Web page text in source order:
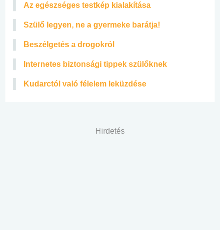
Az egészséges testkép kialakítása
Szülő legyen, ne a gyermeke barátja!
Beszélgetés a drogokról
Internetes biztonsági tippek szülőknek
Kudarctól való félelem leküzdése
Hirdetés